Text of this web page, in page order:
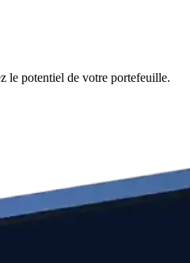
le potentiel de votre portefeuille.